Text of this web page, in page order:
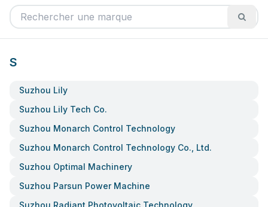
S
Suzhou Lily
Suzhou Lily Tech Co.
Suzhou Monarch Control Technology
Suzhou Monarch Control Technology Co., Ltd.
Suzhou Optimal Machinery
Suzhou Parsun Power Machine
Suzhou Radiant Photovoltaic Technology